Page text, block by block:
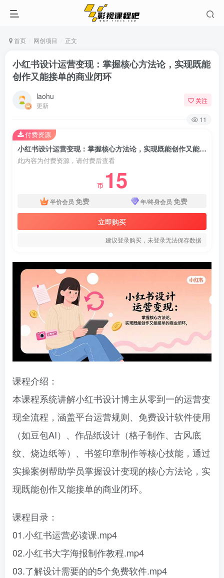
首页 网创项目 正文
小红书设计运营变现：掌握核心方法论，实现既能
创作又能接单的商业闭环
laohu
更新
关注
11
小红书设计运营变现：掌握核心方法论，实现既能创作又能接单的商业闭环
此内容为付费资源，请付费后查看
币 15
半价会员 免费 年/终身会员 免费
立即购买
建议登录购买，未登录无法保存数据
付费资源
课程介绍：
本课程系统讲解小红书设计博主从零到一的运营变
现全流程，涵盖平台运营规则、免费设计软件使用
（如豆包AI）、作品纸设计（格子制作、古风底
纹、烧边纸等）、书签印章制作等核心技能，通过
实操案例帮助学员掌握设计变现的核心方法论，实
现既能创作又能接单的商业闭环。
课程目录：
01.小红书运营必读课.mp4
02.小红书大字海报制作教程.mp4
03.了解设计需要的的5个免费软件.mp4